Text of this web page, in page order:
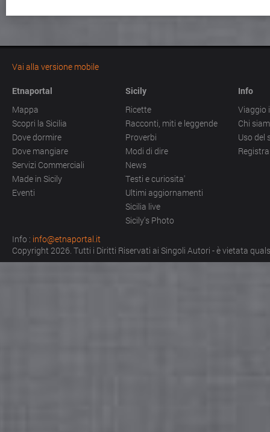
Vai alla versione mobile
Etnaportal
Mappa
Scopri la Sicilia
Dove dormire
Dove mangiare
Servizi Commerciali
Made in Sicily
Eventi
Sicily
Ricette
Racconti, miti e leggende
Proverbi
Modi di dire
News
Testi e curiosita'
Ultimi aggiornamenti
Sicilia live
Sicily's Photo
Info
Viaggio
Chi
Uso del
Info : info@etnaportal.it
Copyright 2026. Tutti i Diritti Riservati ai Singoli Autori - è vietata